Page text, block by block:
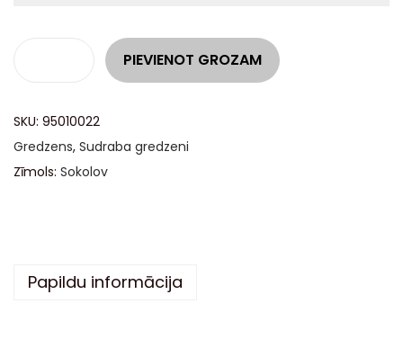
PIEVIENOT GROZAM
SKU: 95010022
Gredzens, Sudraba gredzeni
Zīmols: Sokolov
Papildu informācija